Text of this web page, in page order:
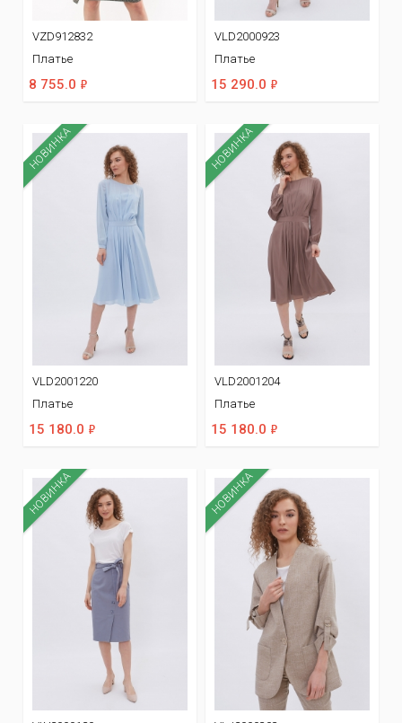
VZD912832
Платье
8 755.0 ф
VLD2000923
Платье
15 290.0 ф
НОВИНКА
VLD2001220
Платье
15 180.0 ф
НОВИНКА
VLD2001204
Платье
15 180.0 ф
НОВИНКА НОВИНКА